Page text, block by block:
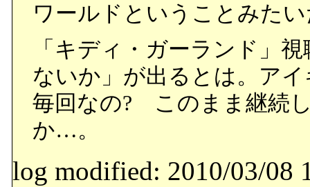
ワールドということみた
「キディ・ガーランド」
ないか」が出るとは。ア
毎回なの? このまま継続
か…。
log modified: 2010/03/08